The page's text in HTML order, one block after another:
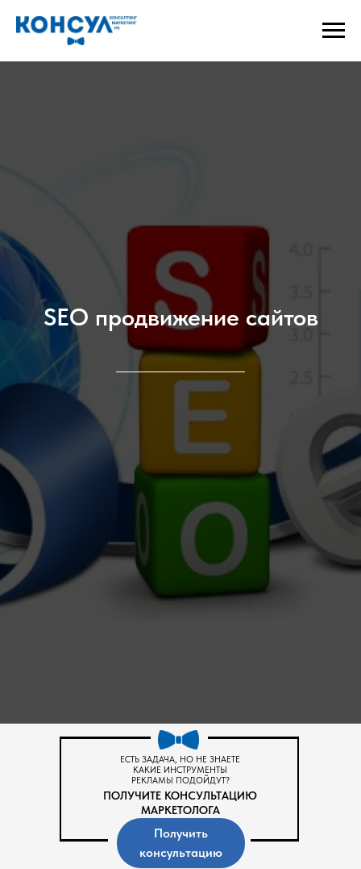
SEO продвижение сайтов
ЕСТЬ ЗАДАЧА, НО НЕ ЗНАЕТЕ
КАКИЕ ИНСТРУМЕНТЫ
РЕКЛАМЫ ПОДОЙДУТ?
ПОЛУЧИТЕ КОНСУЛЬТАЦИЮ
МАРКЕТОЛОГА
Получить
консультацию